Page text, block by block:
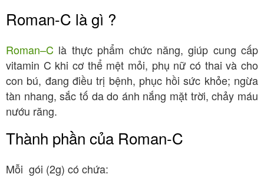
Roman-C là gì ?
Roman–C là thực phẩm chức năng, giúp cung cấp
vitamin C khi cơ thể mệt mỏi, phụ nữ có thai và cho
con bú, đang điều trị bệnh, phục hồi sức khỏe; ngừa
tàn nhang, sắc tố da do ánh nắng mặt trời, chảy máu
nướu răng.
Thành phần của Roman-C
Mỗi gói (2g) có chứa: